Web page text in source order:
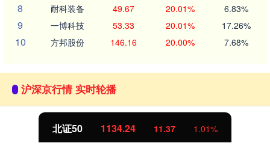
8 耐科装备 49.67 20.01% 6.83%
9 一博科技 53.33 20.01% 17.26%
10 方邦股份 146.16 20.00% 7.68%
沪深京行情 实时轮播
北证50 1134.24 11.37 1.01%